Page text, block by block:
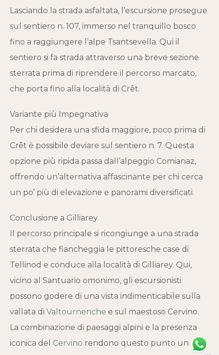
Lasciando la strada asfaltata, l’escursione prosegue
sul sentiero n. 107, immerso nel tranquillo bosco
fino a raggiungere l’alpe Tsantsevella. Qui il
sentiero si fa strada attraverso una breve sezione
sterrata prima di riprendere il percorso marcato,
che porta fino alla località di Crêt.
Variante più Impegnativa
Per chi desidera una sfida maggiore, poco prima di
Crêt è possibile deviare sul sentiero n. 7. Questa
opzione più ripida passa dall’alpeggio Comianaz,
offrendo un’alternativa affascinante per chi cerca
un po’ più di elevazione e panorami diversificati.
Conclusione a Gilliarey
Il percorso principale si ricongiunge a una strada
sterrata che fiancheggia le pittoresche case di
Tellinod e conduce alla località di Gilliarey. Qui,
vicino al Santuario omonimo, gli escursionisti
possono godere di una vista indimenticabile sulla
vallata di Valtournenche e sul maestoso Cervino.
La combinazione di paesaggi alpini e la presenza
iconica del Cervino rendono questo punto un